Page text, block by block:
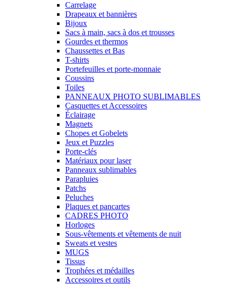
Carrelage
Drapeaux et bannières
Bijoux
Sacs à main, sacs à dos et trousses
Gourdes et thermos
Chaussettes et Bas
T-shirts
Portefeuilles et porte-monnaie
Coussins
Toiles
PANNEAUX PHOTO SUBLIMABLES
Casquettes et Accessoires
Éclairage
Magnets
Chopes et Gobelets
Jeux et Puzzles
Porte-clés
Matériaux pour laser
Panneaux sublimables
Parapluies
Patchs
Peluches
Plaques et pancartes
CADRES PHOTO
Horloges
Sous-vêtements et vêtements de nuit
Sweats et vestes
MUGS
Tissus
Trophées et médailles
Accessoires et outils